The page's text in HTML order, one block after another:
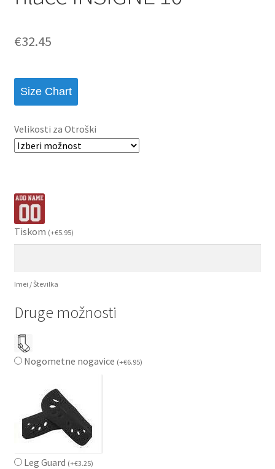
€32.45
Size Chart
Velikosti za Otroški
Tiskom (+€5.95)
Imei / Številka
Druge možnosti
Nogometne nogavice (+€6.95)
Leg Guard (+€3.25)